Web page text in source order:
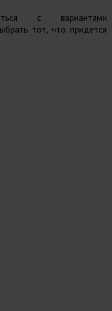
с вариантами
тот, что придется